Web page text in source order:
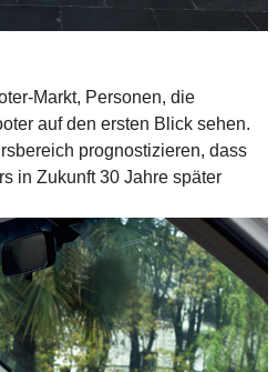
Markt, Personen, die
auf den ersten Blick sehen.
prognostizieren, dass
in Zukunft 30 Jahre später